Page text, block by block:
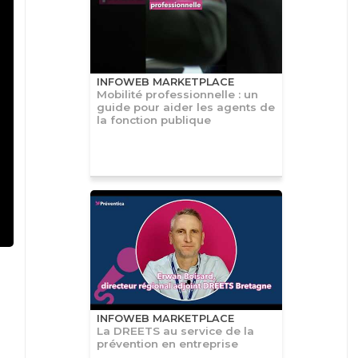
INFOWEB MARKETPLACE
Mobilité professionnelle : un
guide pour aider les agents de
la fonction publique
INFOWEB MARKETPLACE
La DREETS au service de la
prévention en entreprise